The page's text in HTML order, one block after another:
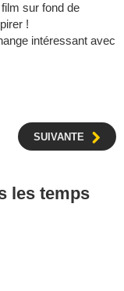
sur fond de
!
intéressant avec
SUIVANTE
les temps